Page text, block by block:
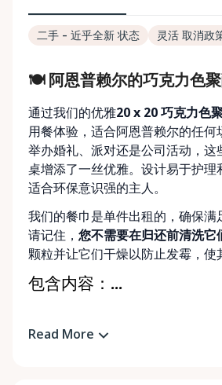
二手 - 近乎全新 状态 灵活 取消政
🍽️ 阿恩普赖尔的巧克力色
通过我们的优雅20 x 20 巧克力色
用餐体验，适合阿恩普赖尔的任何
举办婚礼、派对还是公司活动，这
桌增添了一丝优雅。设计易于护理
适合环保意识强的主人。
我们的餐巾是单件出租的，确保满
请记住， 您不需要在归还前清洗它
颗粒并让它们干燥以防止发霉，使
包含内容：...
Read More